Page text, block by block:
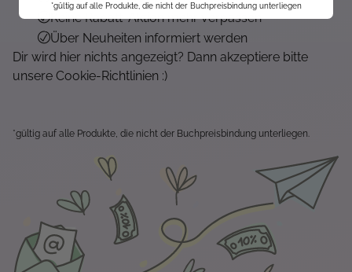
Keine Rabatt-Aktion mehr verpassen
Über Neuheiten informiert werden
Dir wird hier nichts angezeigt? Dann akzeptiere bitte
unsere Cookie-Richtlinien :)
*gültig auf alle Produkte, die nicht der Buchpreisbindung unterliegen.
*gültig auf alle Produkte, die nicht der Buchpreisbindung unterliegen